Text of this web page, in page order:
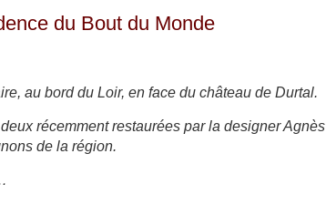
du Bout du Monde
au bord du Loir, en face du château de Durtal.
récemment restaurées par la designer Agnès
de la région.